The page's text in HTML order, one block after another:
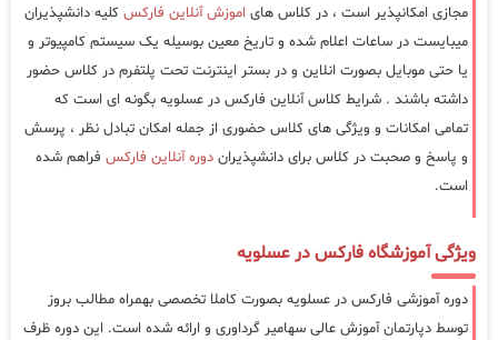
مجازی امکانپذیر است ، در کلاس های اموزش آنلاین فارکس کلیه دانشپذیران
میبایست در ساعات اعلام شده و تاریخ معین بوسیله یک سیستم کامپیوتر و
یا حتی موبایل بصورت انلاین و در بستر اینترنت تحت پلتفرم در کلاس حضور
داشته باشند . شرایط کلاس آنلاین فارکس در عسلویه بگونه ای است که
تمامی امکانات و ویژگی های کلاس حضوری از جمله امکان تبادل نظر ، پرسش
و پاسخ و صحبت در کلاس برای دانشپذیران دوره آنلاین فارکس فراهم شده
است.
ویژگی آموزشگاه فارکس در عسلویه
دوره آموزشی فارکس در عسلویه بصورت کاملا تخصصی بهمراه مطالب بروز
توسط دپارتمان آموزش عالی سهامیر گرداوری و ارائه شده است. این دوره ظرف